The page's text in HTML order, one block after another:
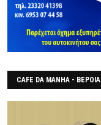
CAFE DA MANHA - ΒΕΡΟΙΑ